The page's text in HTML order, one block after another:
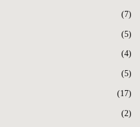
(7)
(5)
(4)
(5)
(17)
(2)